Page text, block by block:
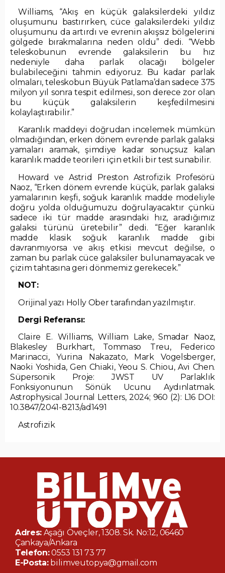
Williams, “Akış en küçük galaksilerdeki yıldız
oluşumunu bastırırken, cüce galaksilerdeki yıldız
oluşumunu da artırdı ve evrenin akışsız bölgelerini
gölgede bırakmalarına neden oldu” dedi. “Webb
teleskobunun evrende galaksilerin bu hız
nedeniyle daha parlak olacağı bölgeler
bulabileceğini tahmin ediyoruz. Bu kadar parlak
olmaları, teleskobun Büyük Patlama’dan sadece 375
milyon yıl sonra tespit edilmesi, son derece zor olan
bu küçük galaksilerin keşfedilmesini
kolaylaştırabilir.”
Karanlık maddeyi doğrudan incelemek mümkün
olmadığından, erken dönem evrende parlak galaksi
yamaları aramak, şimdiye kadar sonuçsuz kalan
karanlık madde teorileri için etkili bir test sunabilir.
Howard ve Astrid Preston Astrofizik Profesörü
Naoz, “Erken dönem evrende küçük, parlak galaksi
yamalarının keşfi, soğuk karanlık madde modeliyle
doğru yolda olduğumuzu doğrulayacaktır çünkü
sadece iki tür madde arasındaki hız, aradığımız
galaksi türünü üretebilir” dedi. “Eğer karanlık
madde klasik soğuk karanlık madde gibi
davranmıyorsa ve akış etkisi mevcut değilse, o
zaman bu parlak cüce galaksiler bulunamayacak ve
çizim tahtasına geri dönmemiz gerekecek.”
NOT:
Orijinal yazı Holly Ober tarafından yazılmıştır.
Dergi Referansı:
Claire E. Williams, William Lake, Smadar Naoz,
Blakesley Burkhart, Tommaso Treu, Federico
Marinacci, Yurina Nakazato, Mark Vogelsberger,
Naoki Yoshida, Gen Chiaki, Yeou S. Chiou, Avi Chen.
Süpersonik Proje: JWST UV Parlaklık
Fonksiyonunun Sönük Ucunu Aydınlatmak.
Astrophysical Journal Letters, 2024; 960 (2): L16 DOI:
10.3847/2041-8213/ad1491
Astrofizik
Adres: Aşağı Öveçler, 1308. Sk. No:12, 06460
Çankaya/Ankara
Telefon:0553 131 73 77
E-Posta: bilimveutopya@gmail.com